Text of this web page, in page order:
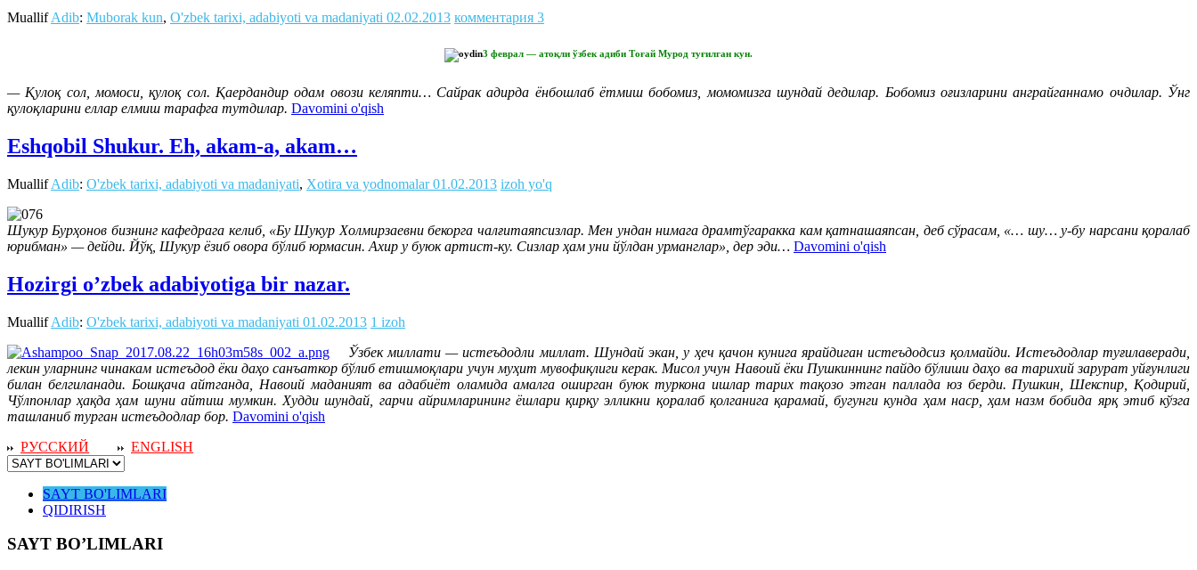
MuallifAdib: Muborak kun, O'zbek tarixi, adabiyoti va madaniyati 02.02.2013 комментария 3
3 феврал — атоқли ўзбек адиби Тоғай Мурод туғилган кун.
— Қулоқ сол, момоси, қулоқ сол. Қаердандир одам овози келяпти… Сайрак адирда ёнбошлаб ётмиш бобомиз, момомизга шундай дедилар. Бобомиз оғизларини анграйганнамо очдилар. Ўнг
қулоқларини еллар елмиш тарафга тутдилар. Davomini o'qish
Eshqobil Shukur. Eh, akam-a, akam…
MuallifAdib: O'zbek tarixi, adabiyoti va madaniyati, Xotira va yodnomalar 01.02.2013 izoh yo'q
Шукур Бурҳонов бизнинг кафедрага келиб, «Бу Шукур Холмирзаевни бекорга чалғитаяпсизлар. Мен ундан нимага драмтўгаракка кам қатнашаяпсан, деб сўрасам, «… шу… у-бу нарсани қоралаб
юрибман» — дейди. Йўқ, Шукур ёзиб овора бўлиб юрмасин. Ахир у буюк артист-ку. Сизлар ҳам уни йўлдан урманглар», дер эди… Davomini o'qish
Hozirgi o’zbek adabiyotiga bir nazar.
MuallifAdib: O'zbek tarixi, adabiyoti va madaniyati 01.02.2013 1 izoh
Ўзбек миллати — истеъдодли миллат. Шундай экан, у ҳеч қачон кунига ярайдиган истеъдодсиз қолмайди. Истеъдодлар туғилаверади,
лекин уларнинг чинакам истеъдод ёки даҳо санъаткор бўлиб етишмоқлари учун муҳит мувофиқлиги керак. Мисол учун Навоий ёки Пушкиннинг пайдо бўлиши даҳо ва тарихий зарурат уйғунлиги
билан белгиланади. Бошқача айтганда, Навоий маданият ва адабиёт оламида амалга оширган буюк туркона ишлар тарих тақозо этган паллада юз берди. Пушкин, Шекспир, Қодирий,
Чўлпонлар ҳақда ҳам шуни айтиш мумкин. Худди шундай, гарчи айримларининг ёшлари қирқу элликни қоралаб қолганига қарамай, бугунги кунда ҳам наср, ҳам назм бобида ярқ этиб кўзга
ташланиб турган истеъдодлар бор. Davomini o'qish
РУССКИЙ
ENGLISH
SAYT BO'LIMLARI
QIDIRISH
SAYT BO’LIMLARI